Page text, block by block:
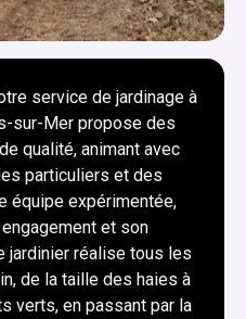
service de jardinage à
sur-Mer propose des
qualité, animant avec
particuliers et des
équipe expérimentée,
et son
jardinier réalise tous les
de la taille des haies à
verts, en passant par la